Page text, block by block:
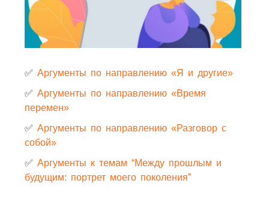
✅ Аргументы по направлению «Я и другие»
✅ Аргументы по направлению «Время
перемен»
✅ Аргументы по направлению «Разговор с
собой»
✅ Аргументы к темам “Между прошлым и
будущим: портрет моего поколения”